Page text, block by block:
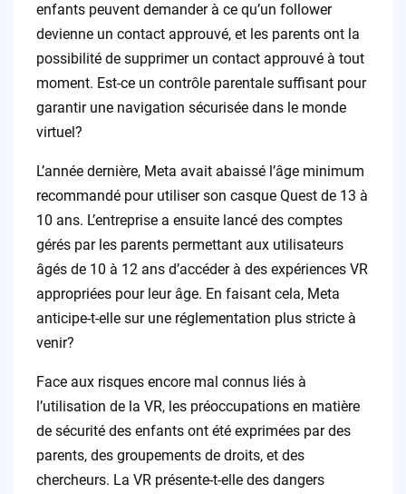
enfants peuvent demander à ce qu’un follower
devienne un contact approuvé, et les parents ont la
possibilité de supprimer un contact approuvé à tout
moment. Est-ce un contrôle parentale suffisant pour
garantir une navigation sécurisée dans le monde
virtuel?
L’année dernière, Meta avait abaissé l’âge minimum
recommandé pour utiliser son casque Quest de 13 à
10 ans. L’entreprise a ensuite lancé des comptes
gérés par les parents permettant aux utilisateurs
âgés de 10 à 12 ans d’accéder à des expériences VR
appropriées pour leur âge. En faisant cela, Meta
anticipe-t-elle sur une réglementation plus stricte à
venir?
Face aux risques encore mal connus liés à
l’utilisation de la VR, les préoccupations en matière
de sécurité des enfants ont été exprimées par des
parents, des groupements de droits, et des
chercheurs. La VR présente-t-elle des dangers